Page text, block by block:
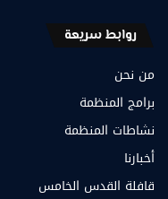
روابط سريعة
من نحن
برامج المنظمة
نشاطات المنظمة
أخبارنا
قافلة القدس الخامس